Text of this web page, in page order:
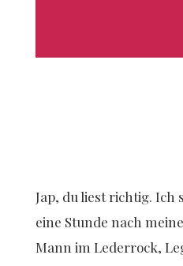
Jap, du liest richtig. Ich
eine Stunde nach
Mann im Lederrock,